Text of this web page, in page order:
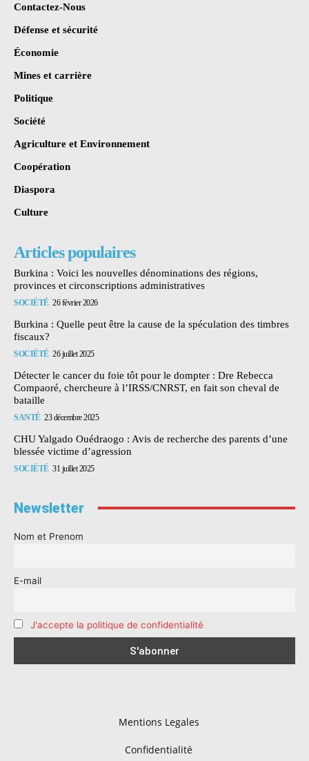
Contactez-Nous
Défense et sécurité
Économie
Mines et carrière
Politique
Société
Agriculture et Environnement
Coopération
Diaspora
Culture
Articles populaires
Burkina : Voici les nouvelles dénominations des régions,
provinces et circonscriptions administratives
SOCIÉTÉ 26 février 2026
Burkina : Quelle peut être la cause de la spéculation des timbres
fiscaux?
SOCIÉTÉ 26 juillet 2025
Détecter le cancer du foie tôt pour le dompter : Dre Rebecca
Compaoré, chercheure à l’IRSS/CNRST, en fait son cheval de
bataille
SANTÉ 23 décembre 2025
CHU Yalgado Ouédraogo : Avis de recherche des parents d’une
blessée victime d’agression
SOCIÉTÉ 31 juillet 2025
Newsletter
Nom et Prenom
E-mail
J'accepte la politique de confidentialité
Mentions Legales
Confidentialité